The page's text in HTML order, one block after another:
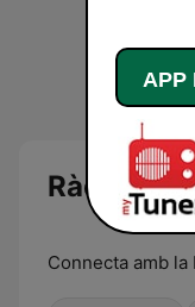
Ràdio
Connecta amb la
APP